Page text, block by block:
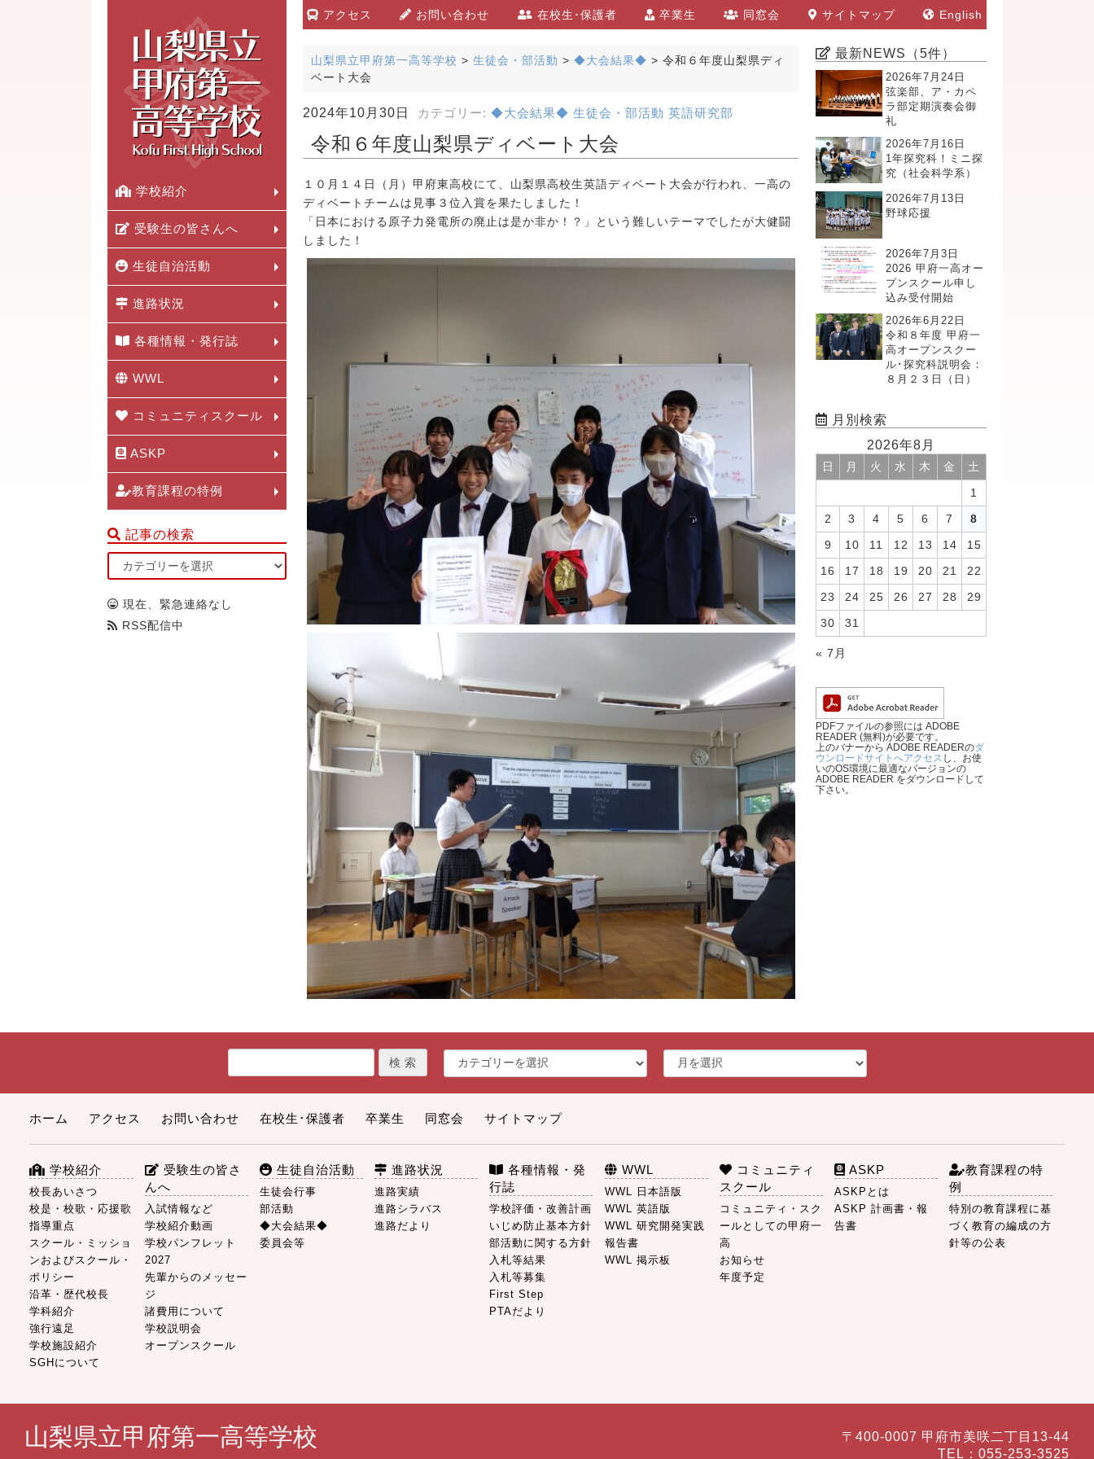
学校紹介
受験生の皆さんへ
生徒自治活動
進路状況
各種情報・発行誌
WWL
コミュニティスクール
ASKP
教育課程の特例
記事の検索
現在、緊急連絡なし
RSS配信中
アクセス お問い合わせ 在校生･保護者 卒業生 同窓会 サイトマップ English
山梨県立甲府第一高等学校 > 生徒会・部活動 > ◆大会結果◆ > 令和６年度山梨県ディ
ベート大会
2024年10月30日 カテゴリー: ◆大会結果◆ 生徒会・部活動 英語研究部
令和６年度山梨県ディベート大会
１０月１４日（月）甲府東高校にて、山梨県高校生英語ディベート大会が行われ、一高の
ディベートチームは見事３位入賞を果たしました！
「日本における原子力発電所の廃止は是か非か！？」という難しいテーマでしたが大健闘
しました！
最新NEWS（5件）
2026年7月24日
弦楽部、ア・カペ
ラ部定期演奏会御
礼
2026年7月16日
1年探究科！ミニ探
究（社会科学系）
2026年7月13日
野球応援
2026年7月3日
2026 甲府一高オー
プンスクール申し
込み受付開始
2026年6月22日
令和８年度 甲府一
高オープンスクー
ル･探究科説明会：
８月２３日（日）
月別検索
2026年8月
日 月 火 水 木 金 土
1
2 3 4 5 6 7 8
9 10 11 12 13 14 15
16 17 18 19 20 21 22
23 24 25 26 27 28 29
30 31
« 7月
PDFファイルの参照には ADOBE
READER (無料)が必要です。
上のバナーから ADOBE READERのダ
ウンロードサイトへアクセス し、お使
いのOS環境に最適なバージョンの
ADOBE READER をダウンロードして
下さい。
ホーム アクセス お問い合わせ 在校生･保護者 卒業生 同窓会 サイトマップ
学校紹介
校長あいさつ
校是・校歌・応援歌
指導重点
スクール・ミッショ
ンおよびスクール・
ポリシー
沿革・歴代校長
学科紹介
強行遠足
学校施設紹介
SGHについて
受験生の皆さ
んへ
入試情報など
学校紹介動画
学校パンフレット
2027
先輩からのメッセー
ジ
諸費用について
学校説明会
オープンスクール
生徒自治活動
生徒会行事
部活動
◆大会結果◆
委員会等
進路状況
進路実績
進路シラバス
進路だより
各種情報・発
行誌
学校評価・改善計画
いじめ防止基本方針
部活動に関する方針
入札等結果
入札等募集
First Step
PTAだより
WWL
WWL 日本語版
WWL 英語版
WWL 研究開発実践
報告書
WWL 掲示板
コミュニティ
スクール
コミュニティ・スク
ールとしての甲府一
高
お知らせ
年度予定
ASKP
ASKPとは
ASKP 計画書・報
告書
教育課程の特
例
特別の教育課程に基
づく教育の編成の方
針等の公表
山梨県立甲府第一高等学校
〒400-0007 甲府市美咲二丁目13-44
TEL：055-253-3525